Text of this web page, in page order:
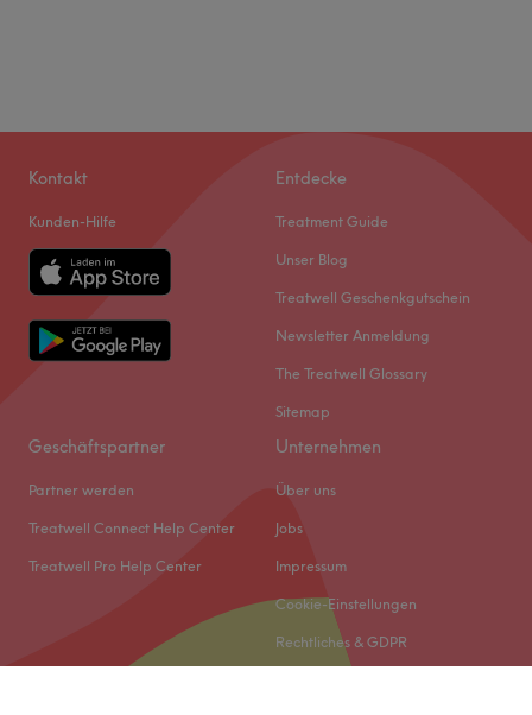
Kontakt
Kunden-Hilfe
Entdecke
Treatment Guide
Unser Blog
Treatwell Geschenkgutschein
Newsletter Anmeldung
The Treatwell Glossary
Sitemap
Geschäftspartner
Partner werden
Treatwell Connect Help Center
Treatwell Pro Help Center
Unternehmen
Über uns
Jobs
Impressum
Cookie-Einstellungen
Rechtliches & GDPR